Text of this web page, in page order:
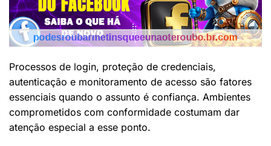
Processos de login, proteção de credenciais,
autenticação e monitoramento de acesso são fatores
essenciais quando o assunto é confiança. Ambientes
comprometidos com conformidade costumam dar
atenção especial a esse ponto.